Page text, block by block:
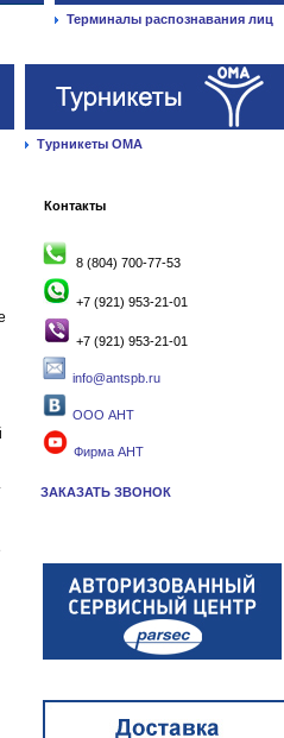
Терминалы распознавания лиц
Турникеты ОМА
Контакты
8 (804) 700-77-53
+7 (921) 953-21-01
+7 (921) 953-21-01
info@antspb.ru
ООО АНТ
Фирма АНТ
ЗАКАЗАТЬ ЗВОНОК